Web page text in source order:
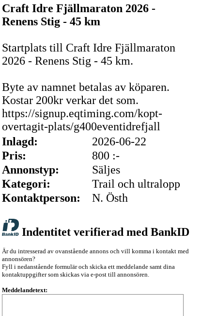
Craft Idre Fjällmaraton 2026 -
Renens Stig - 45 km
Startplats till Craft Idre Fjällmaraton
2026 - Renens Stig - 45 km.
Byte av namnet betalas av köparen.
Kostar 200kr verkar det som.
https://signup.eqtiming.com/kopt-
overtagit-plats/g400eventidrefjall
Inlagd:
2026-06-22
Pris:
800 :-
Annonstyp:
Säljes
Kategori:
Trail och ultralopp
Kontaktperson:
N. Östh
Indentitet verifierad med BankID
Är du intresserad av ovanstående annons och vill komma i kontakt med
annonsören?
Fyll i nedanstående formulär och skicka ett meddelande samt dina
kontaktuppgifter som skickas via e-post till annonsören.
Meddelandetext: